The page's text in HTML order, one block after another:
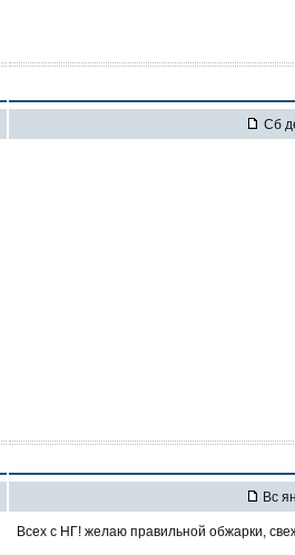
Сб
Вс
Всех с НГ! желаю правильной обжарки,